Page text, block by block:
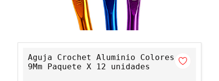
Aguja Crochet Aluminio Colores
9Mm Paquete X 12 unidades